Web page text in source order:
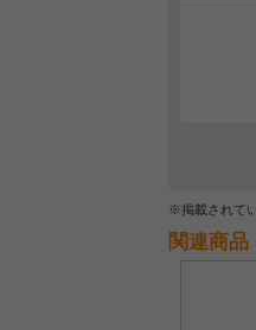
※掲載されて
関連商品